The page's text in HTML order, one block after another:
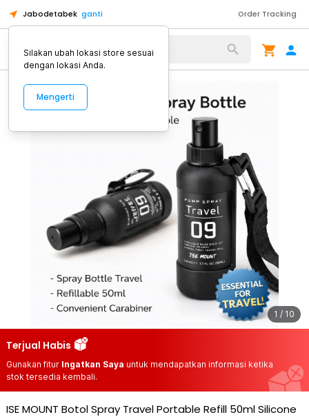
Jabodetabek ganti Order Tracking
Alat Kopi
1 / 10
Terjual Habis
Gunakan fitur Ingatkan Saya untuk mendapatkan informasi ketika
stok tersedia kembali.
ISE MOUNT Botol Spray Travel Portable Refill 50ml Silicone
Silakan ubah lokasi store sesuai
dengan lokasi Anda.
Mengerti